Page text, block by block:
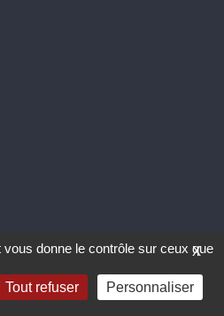
. Propulsé parWordPress.
X
donne le contrôle sur ceux que
Tout refuser Personnaliser